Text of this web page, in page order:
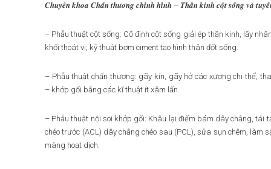
𝑪𝒉𝒖𝒚𝒆̂𝒏 𝒌𝒉𝒐𝒂 𝑪𝒉𝒂̂́𝒏 𝒕𝒉𝒖̛𝒐̛𝒏𝒈 𝒄𝒉𝒊̉𝒏𝒉 𝒉𝒊̀𝒏𝒉 – 𝑻𝒉𝒂̂̀𝒏 𝒌𝒊𝒏𝒉 𝒄𝒐̣̂𝒕 𝒔𝒐̂́𝒏𝒈 𝒗𝒂̀
– Phẫu thuật cột sống: Cố định cột sống giải ép thần kinh, lấy
khối thoát vị; kỹ thuật bơm ciment tạo hình thân đốt sống.
– Phẫu thuật chấn thương: gãy kín, gãy hở các xương chi thể,
– khớp gối bằng các kĩ thuật ít xâm lấn.
– Phẫu thuật nội soi khớp gối: Khâu lại điểm bám dây chằng, tái
chéo trước (ACL) dây chằng chéo sau (PCL), sửa sụn chêm, làm
màng hoạt dịch.